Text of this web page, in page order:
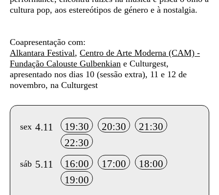
cultura pop, aos estereótipos de género e à nostalgia.
Coapresentação com:
Alkantara Festival, Centro de Arte Moderna (CAM) -
Fundação Calouste Gulbenkian e Culturgest,
apresentado nos dias 10 (sessão extra), 11 e 12 de
novembro, na Culturgest
Info sobre horário e bilhetes
sex 4.11 19:30 20:30
21:30
22:30
sáb 5.11 16:00 17:00
18:00
19:00